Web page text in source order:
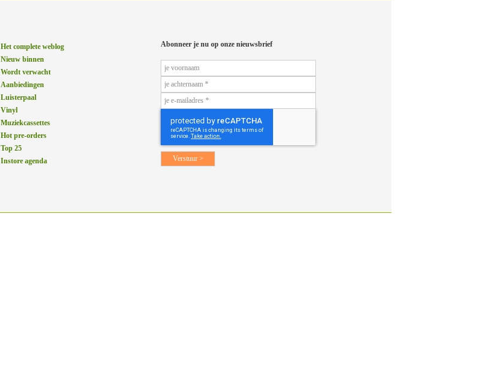
Het complete weblog
Nieuw binnen
Wordt verwacht
Aanbiedingen
Luisterpaal
Vinyl
Muziekcassettes
Hot pre-orders
Top 25
Instore agenda
Abonneer je nu op onze nieuwsbrief